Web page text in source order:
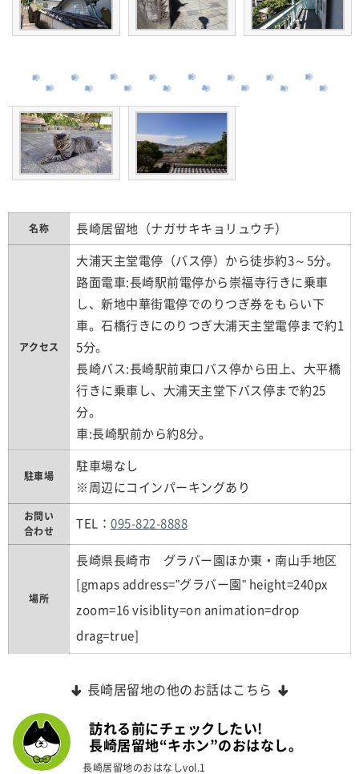
名称 長崎居留地（ナガサキキョリュウチ）
アクセス
大浦天主堂電停（バス停）から徒歩約3～5分。
路面電車:長崎駅前電停から崇福寺行きに乗車
し、新地中華街電停でのりつぎ券をもらい下
車。石橋行きにのりつぎ大浦天主堂電停まで約1
5分。
長崎バス:長崎駅前東口バス停から田上、大平橋
行きに乗車し、大浦天主堂下バス停まで約25
分。
車:長崎駅前から約8分。
駐車場
駐車場なし
※周辺にコインパーキングあり
お問い
合わせ
TEL： 095-822-8888
場所
長崎県長崎市 グラバー園ほか東・南山手地区
[gmaps address="グラバー園" height=240px
zoom=16 visiblity=on animation=drop
drag=true]
長崎居留地の他のお話はこちら
訪れる前にチェックしたい!
長崎居留地“キホン”のおはなし。
長崎居留地のおはなしvol.1